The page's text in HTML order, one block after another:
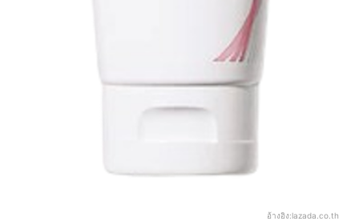
อ้างอิง:lazada.co.th